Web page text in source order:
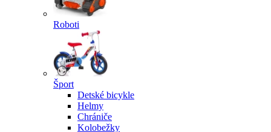
Roboti
Šport
Detské bicykle
Helmy
Chrániče
Kolobežky